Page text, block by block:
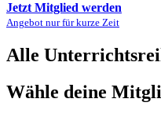
Jetzt Mitglied werden
Angebot nur für kurze Zeit
Alle
Wähle deine